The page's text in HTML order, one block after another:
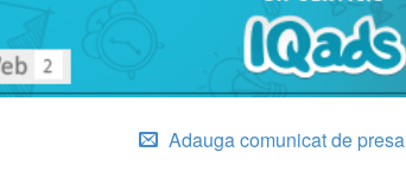
Adauga comunicat de presa